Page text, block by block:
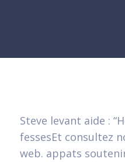
Steve levant aide :
fessesEt consultez
web. appats